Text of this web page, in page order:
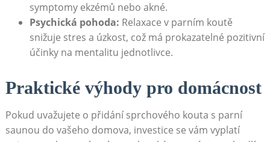
symptomy ekzémů nebo akné.
Psychická pohoda: Relaxace v parním koutě
snižuje stres a úzkost, což má prokazatelné pozitivní
účinky na mentalitu jednotlivce.
Praktické výhody pro domácnost
Pokud uvažujete o přidání sprchového kouta s parní
saunou do vašeho domova, investice se vám vyplatí